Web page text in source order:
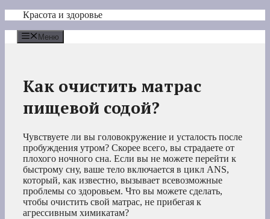
Перейти
содержимому
Красота и здоровье
Меню
Как очистить матрас
пищевой содой?
Чувствуете ли вы головокружение и усталость после
пробуждения утром? Скорее всего, вы страдаете от
плохого ночного сна. Если вы не можете перейти к
быстрому сну, ваше тело включается в цикл ANS,
который, как известно, вызывает всевозможные
проблемы со здоровьем. Что вы можете сделать,
чтобы очистить свой матрас, не прибегая к
агрессивным химикатам?